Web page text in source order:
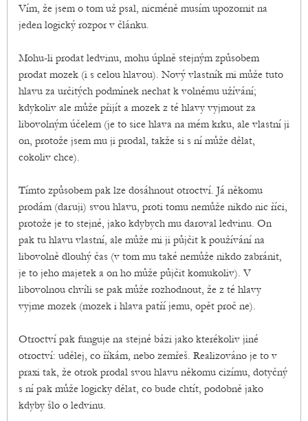
Vím, že jsem o tom už psal, nicméně musím upozornit na
jeden logický rozpor v článku.
Mohu-li prodat ledvinu, mohu úplně stejným způsobem
prodat mozek (i s celou hlavou). Nový vlastník mi může tuto
hlavu za určitých podmínek nechat k volnému užívání;
kdykoliv ale může přijít a mozek z té hlavy vyjmout za
libovolným účelem (je to sice hlava na mém krku, ale vlastní ji
on, protože jsem mu ji prodal, takže si s ní může dělat,
cokoliv chce).
Tímto způsobem pak lze dosáhnout otroctví. Já někomu
prodám (daruji) svou hlavu, proti tomu nemůže nikdo nic říci,
protože je to stejné, jako kdybych mu daroval ledvinu. On
pak tu hlavu vlastní, ale může mi ji půjčit k používání na
libovolně dlouhý čas (v tom mu také nemůže nikdo zabránit,
je to jeho majetek a on ho může půjčit komukoliv). V
libovolnou chvíli se pak může rozhodnout, že z té hlavy
vyjme mozek (mozek i hlava patří jemu, opět proč ne).
Otroctví pak funguje na stejné bázi jako kterékoliv jiné
otroctví: udělej, co říkám, nebo zemřeš. Realizováno je to v
praxi tak, že otrok prodal svou hlavu někomu cizímu, dotyčný
s ní pak může logicky dělat, co bude chtít, podobně jako
kdyby šlo o ledvinu.